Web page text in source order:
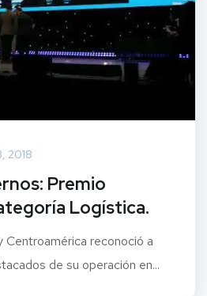
2018
Premio
Logística.
Centroamérica reconoció a
de su operación en...